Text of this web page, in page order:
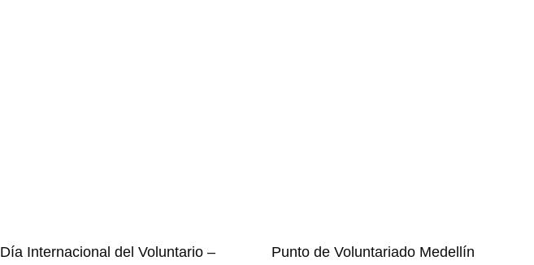
Día Internacional del Voluntario –
Punto de Voluntariado Medellín